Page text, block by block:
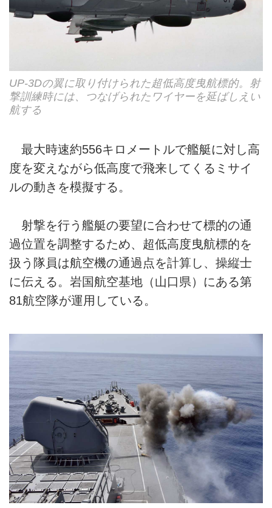
UP-3Dの翼に取り付けられた超低高度曳航標的。射
撃訓練時には、つなげられたワイヤーを延ばしえい
航する
最大時速約556キロメートルで艦艇に対し高
度を変えながら低高度で飛来してくるミサイ
ルの動きを模擬する。
射撃を行う艦艇の要望に合わせて標的の通
過位置を調整するため、超低高度曳航標的を
扱う隊員は航空機の通過点を計算し、操縦士
に伝える。岩国航空基地（山口県）にある第
81航空隊が運用している。